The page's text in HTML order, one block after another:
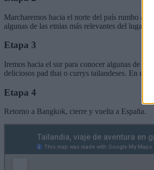
Marcharemos hacia el norte del país rumbo a
algunas de las etnias más relevantes del lugar
Etapa 3
Iremos hacia el sur para conocer algunas de
deliciosos pad thai o currys tailandeses. En
Etapa 4
Retorno a Bangkok, cierre y vuelta a España.